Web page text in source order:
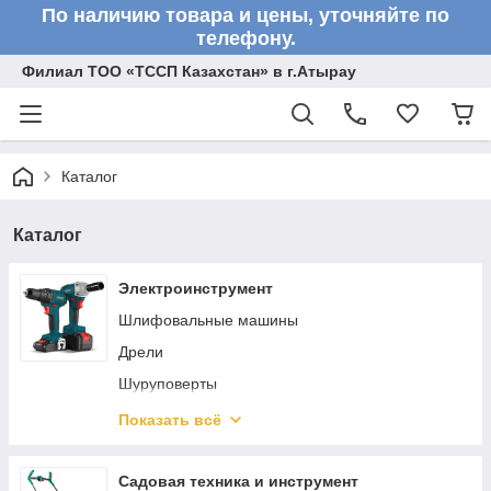
По наличию товара и цены, уточняйте по
телефону.
Филиал ТОО «ТССП Казахстан» в г.Атырау
Каталог
Каталог
Электроинструмент
Шлифовальные машины
Дрели
Шуруповерты
Клеевые пистолеты
Лобзики
Показать всё
Садовая техника и инструмент